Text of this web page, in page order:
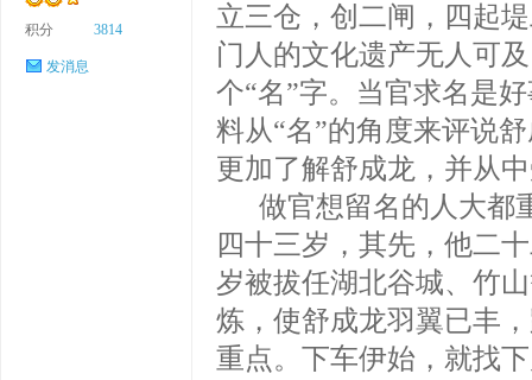
积分 3814
发消息
立三仓，创二闸，四起
门人的文化遗产无人可
个“名”字。当官求名是
料从“名”的角度来评说
更加了解舒成龙，并从
做官想留名的人大都
四十三岁，其先，他二
岁被拔任湖北谷城、竹
炼，使舒成龙羽翼已丰
重点。下车伊始，就找